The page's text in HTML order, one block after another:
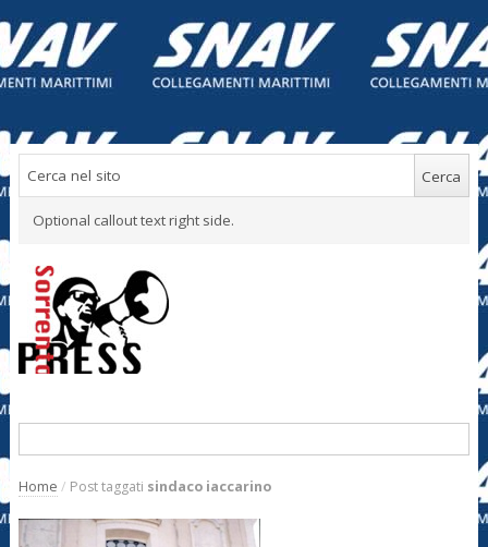
Optional callout text right side.
Home / Post taggati sindaco iaccarino